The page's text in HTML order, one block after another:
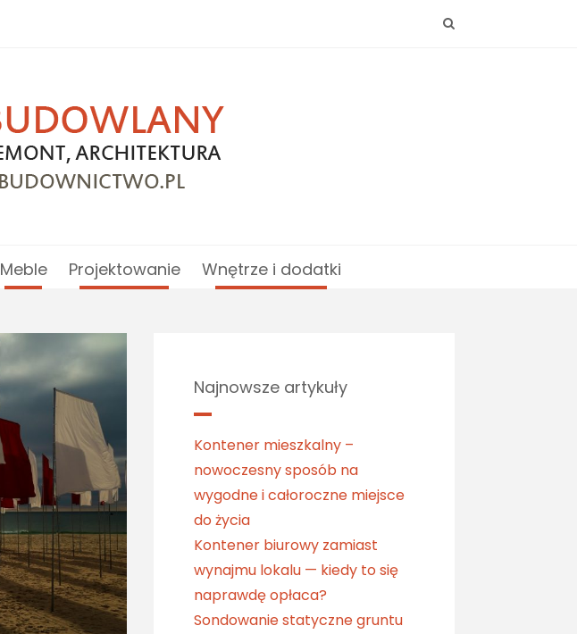
Meble Projektowanie Wnętrze i dodatki
Najnowsze artykuły
Kontener mieszkalny –
nowoczesny sposób na
wygodne i całoroczne miejsce
do życia
Kontener biurowy zamiast
wynajmu lokalu — kiedy to się
naprawdę opłaca?
Sondowanie statyczne gruntu